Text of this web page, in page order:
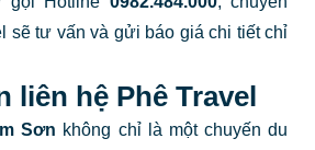
sẽ tư vấn và gửi báo giá chi tiết chỉ
liên hệ Phê Travel
Sơn không chỉ là một chuyến du